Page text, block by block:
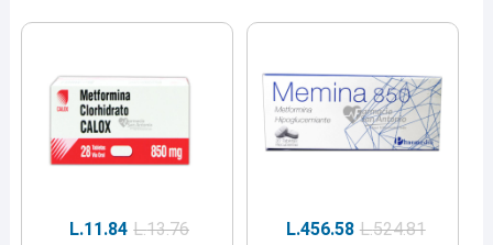
L.13.76
L.11.84 L.524.81
L.456.58